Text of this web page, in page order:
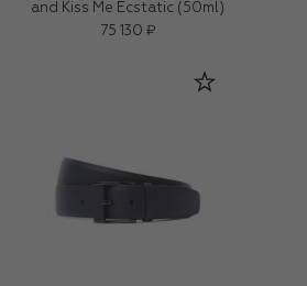
and Kiss Me Ecstatic (50ml)
75 130 ₽